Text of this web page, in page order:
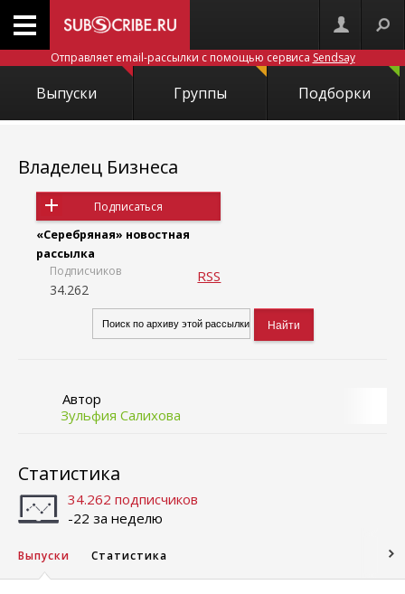
Отправляет email-рассылки с помощью сервиса Sendsay
Выпуски Группы Подборки
Владелец Бизнеса
Подписаться
«Серебряная» новостная
рассылка
Подписчиков
34.262
RSS
Автор
Зульфия Салихова
Статистика
34.262 подписчиков
-22 за неделю
Выпуски Статистика